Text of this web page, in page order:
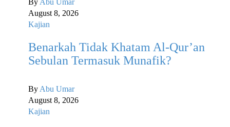
By Abu Umar
August 8, 2026
Kajian
Benarkah Tidak Khatam Al-Qur’an
Sebulan Termasuk Munafik?
By Abu Umar
August 8, 2026
Kajian